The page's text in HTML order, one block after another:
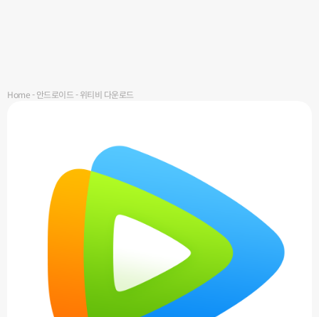
Home-안드로이드-위티비 다운로드